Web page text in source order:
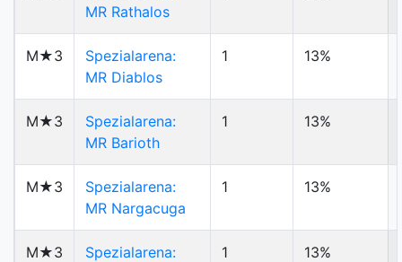
MR Rathalos
M★3
Spezialarena:
MR Diablos
1 13%
M★3
Spezialarena:
MR Barioth
1 13%
M★3
Spezialarena:
MR Nargacuga
1 13%
M★3
Spezialarena:
1 13%